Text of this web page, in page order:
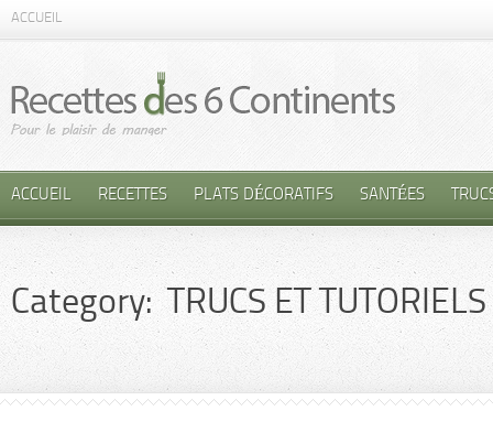
ACCUEIL
ACCUEIL RECETTES PLATS DÉCORATIFS SANTÉES
Category: TRUCS ET TUTORIELS